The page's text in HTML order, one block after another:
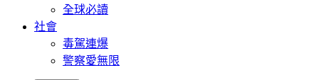
全球必讀
社會
毒駕連爆
警察愛無限